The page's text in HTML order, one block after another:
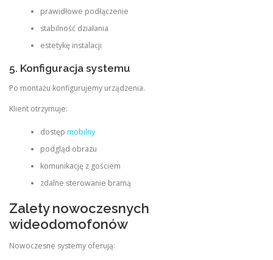
prawidłowe podłączenie
stabilność działania
estetykę instalacji
5. Konfiguracja systemu
Po montażu konfigurujemy urządzenia.
Klient otrzymuje:
dostęp mobilny
podgląd obrazu
komunikację z gościem
zdalne sterowanie bramą
Zalety nowoczesnych
wideodomofonów
Nowoczesne systemy oferują: